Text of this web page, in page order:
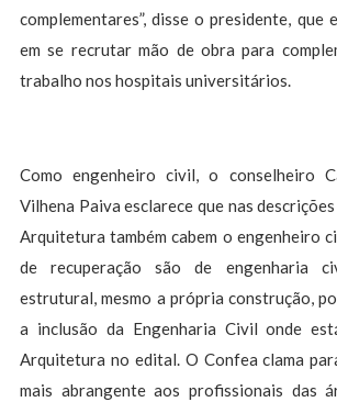
complementares”, disse o presidente,
em se recrutar mão de obra para
trabalho nos hospitais universitários.
Como engenheiro civil, o conselheiro
Vilhena Paiva esclarece que nas
Arquitetura também cabem o engenheiro
de recuperação são de engenharia
estrutural, mesmo a própria construção,
a inclusão da Engenharia Civil onde
Arquitetura no edital. O Confea clama
mais abrangente aos profissionais das